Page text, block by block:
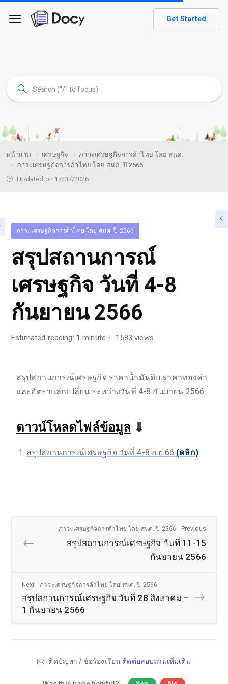
Get Started
หน้าแรก เศรษฐกิจ
ภาวะเศรษฐกิจการค้าไทย โดย สนค.
ภาวะเศรษฐกิจการค้าไทย โดย สนค. ปี 2566
Updated on 17/07/2026
ภาวะเศรษฐกิจการค้าไทย โดย สนค. ปี 2566
สรุปสถานการณ์
เศรษฐกิจ วันที่ 4-8
กันยายน 2566
Estimated reading: 1 minute 1583 views
สรุปสถานการณ์เศรษฐกิจ ราคาน้ำมันดิบ ราคาทองคำ
และอัตราแลกเปลี่ยน ระหว่างวันที่ 4-8 กันยายน 2566
ดาวน์โหลดไฟล์ข้อมูล ⇓
สรุปสถานการณ์เศรษฐกิจ วันที่ 4-8 ก.ย.66 (คลิก)
ภาวะเศรษฐกิจการค้าไทย โดย สนค. ปี 2566 - Previous
สรุปสถานการณ์เศรษฐกิจ วันที่ 11-15
กันยายน 2566
Next - ภาวะเศรษฐกิจการค้าไทย โดย สนค. ปี 2566
สรุปสถานการณ์เศรษฐกิจ วันที่ 28 สิงหาคม –
1 กันยายน 2566
ติดปัญหา / ข้อร้องเรียน ติดต่อสอบถามเพิ่มเติม